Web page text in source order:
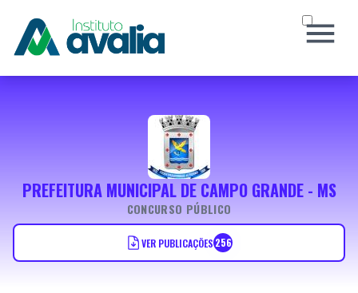
O INSTITUTO
CONCURSOS
NOTÍCIAS
CERTIFICADO
CONTATO
PREFEITURA MUNICIPAL DE CAMPO GRANDE - MS
CONCURSO PÚBLICO
VER PUBLICAÇÕES256